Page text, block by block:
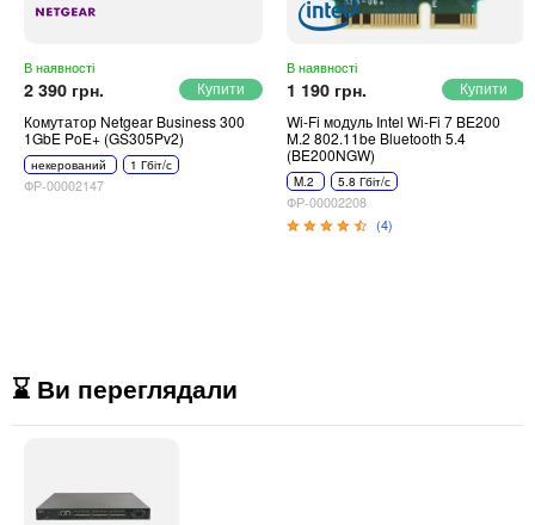
В наявності
2 390 грн.
Комутатор Netgear Business 300
1GbE PoE+ (GS305Pv2)
некерований 1 Гбіт/с
ФР-00002147
В наявності
1 190 грн.
Wi-Fi модуль Intel Wi-Fi 7 BE200
M.2 802.11be Bluetooth 5.4
(BE200NGW)
M.2 5.8 Гбіт/с
ФР-00002208
(4)
⌛ Ви переглядали